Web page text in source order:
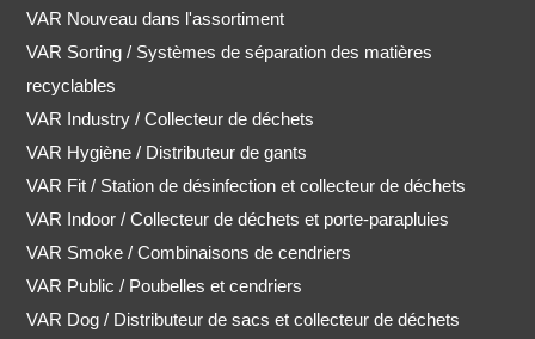
VAR Nouveau dans l'assortiment
VAR Sorting / Systèmes de séparation des matières
recyclables
VAR Industry / Collecteur de déchets
VAR Hygiène / Distributeur de gants
VAR Fit / Station de désinfection et collecteur de déchets
VAR Indoor / Collecteur de déchets et porte-parapluies
VAR Smoke / Combinaisons de cendriers
VAR Public / Poubelles et cendriers
VAR Dog / Distributeur de sacs et collecteur de déchets